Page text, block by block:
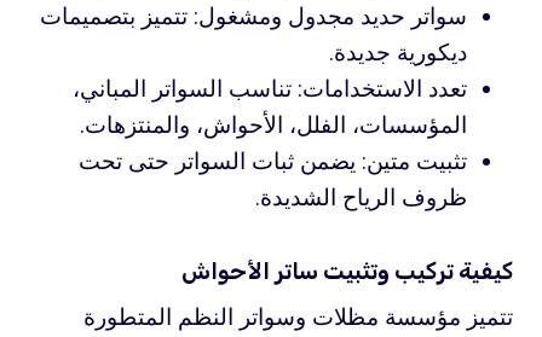
سواتر حديد مجدول ومشغول: تتميز بتصميمات
ديكورية جديدة.
تعدد الاستخدامات: تناسب السواتر المباني،
المؤسسات، الفلل، الأحواش، والمنتزهات.
تثبيت متين: يضمن ثبات السواتر حتى تحت
ظروف الرياح الشديدة.
كيفية تركيب وتثبيت ساتر الأحواش
تتميز مؤسسة مظلات وسواتر النظم المتطورة